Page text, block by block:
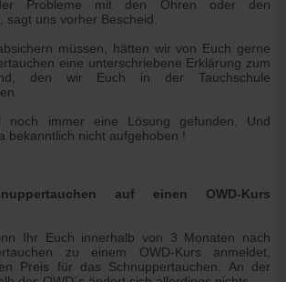
Probleme mit den Ohren oder den
sagt uns vorher Bescheid.
müssen, hätten wir von Euch gerne
eine unterschriebene Erklärung zum
den wir Euch in der Tauchschule
noch immer eine Lösung gefunden. Und
bekanntlich nicht aufgehoben !
auf einen OWD-Kurs
Ihr Euch innerhalb von 3 Monaten nach
zu einem OWD-Kurs anmeldet,
Preis für das Schnuppertauchen. An der